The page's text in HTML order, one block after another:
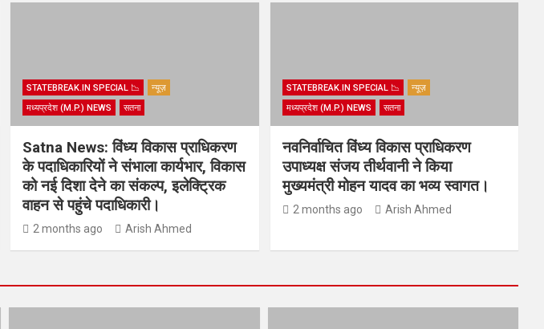
STATEBREAK.IN SPECIAL 📉
न्यूज़
मध्यप्रदेश (M.P.) NEWS
सतना
Satna News: विंध्य विकास प्राधिकरण
के पदाधिकारियों ने संभाला कार्यभार, विकास
को नई दिशा देने का संकल्प, इलेक्ट्रिक
वाहन से पहुंचे पदाधिकारी।
2 months ago Arish Ahmed
STATEBREAK.IN SPECIAL 📉
न्यूज़
मध्यप्रदेश (M.P.) NEWS
सतना
नवनिर्वाचित विंध्य विकास प्राधिकरण
उपाध्यक्ष संजय तीर्थवानी ने किया
मुख्यमंत्री मोहन यादव का भव्य स्वागत।
2 months ago Arish Ahmed